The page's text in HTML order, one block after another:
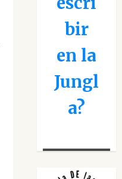
bir
en la
Jungl
a?